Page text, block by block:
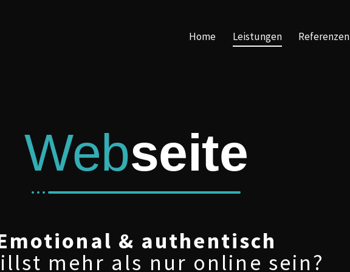
Home Leistungen Referenzen
Webseite
& authentisch
mehr als nur online sein?